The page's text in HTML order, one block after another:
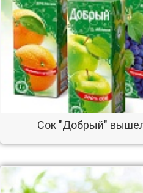
Сок "Добрый"